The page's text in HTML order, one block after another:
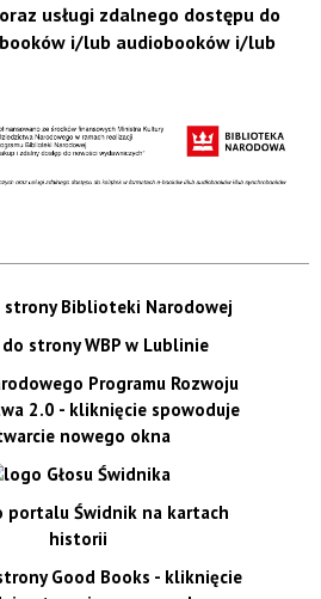
usługi zdalnego dostępu do
i/lub audiobooków i/lub